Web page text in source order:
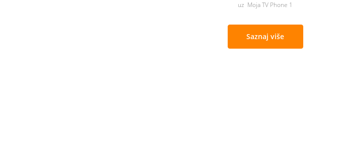
uz Moja TV Phone 1
Saznaj više